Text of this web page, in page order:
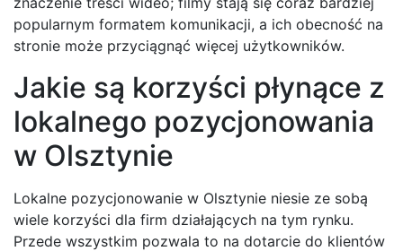
popularnym formatem komunikacji, a ich obecność na
stronie może przyciągnąć więcej użytkowników.
Jakie są korzyści płynące z
lokalnego pozycjonowania
w Olsztynie
Lokalne pozycjonowanie w Olsztynie niesie ze sobą
wiele korzyści dla firm działających na tym rynku.
Przede wszystkim pozwala to na dotarcie do klientów